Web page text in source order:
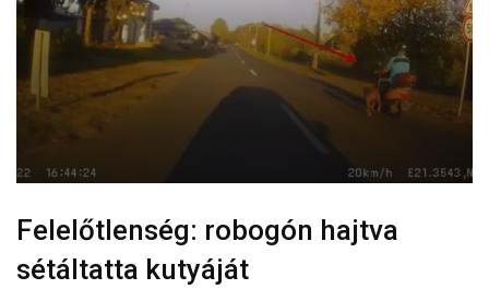
Felelőtlenség: robogón hajtva
sétáltatta kutyáját